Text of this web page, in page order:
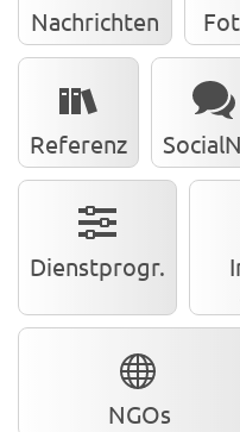
Nachrichten
Referenz
Dienstprogr.
NGOs